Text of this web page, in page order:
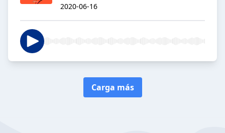
2020-06-16
Carga más